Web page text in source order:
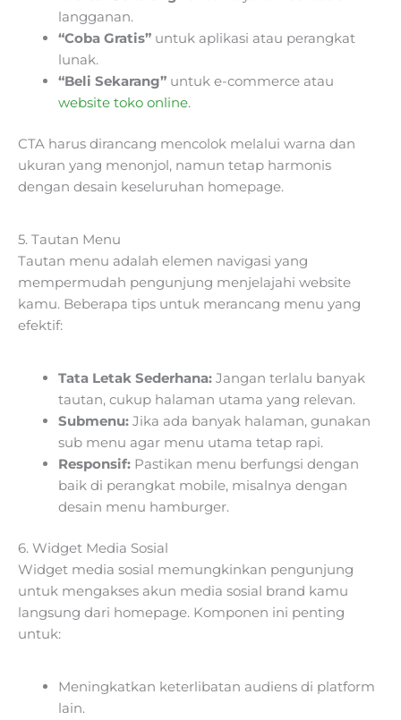
langganan.
“Coba Gratis” untuk aplikasi atau perangkat
lunak.
“Beli Sekarang” untuk e-commerce atau
website toko online.
CTA harus dirancang mencolok melalui warna dan
ukuran yang menonjol, namun tetap harmonis
dengan desain keseluruhan homepage.
5. Tautan Menu
Tautan menu adalah elemen navigasi yang
mempermudah pengunjung menjelajahi website
kamu. Beberapa tips untuk merancang menu yang
efektif:
Tata Letak Sederhana: Jangan terlalu banyak
tautan, cukup halaman utama yang relevan.
Submenu: Jika ada banyak halaman, gunakan
sub menu agar menu utama tetap rapi.
Responsif: Pastikan menu berfungsi dengan
baik di perangkat mobile, misalnya dengan
desain menu hamburger.
6. Widget Media Sosial
Widget media sosial memungkinkan pengunjung
untuk mengakses akun media sosial brand kamu
langsung dari homepage. Komponen ini penting
untuk:
Meningkatkan keterlibatan audiens di platform
lain.